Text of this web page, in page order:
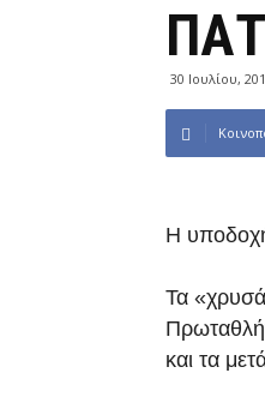
30 Ιουλίου,
Η
Τα
και τα